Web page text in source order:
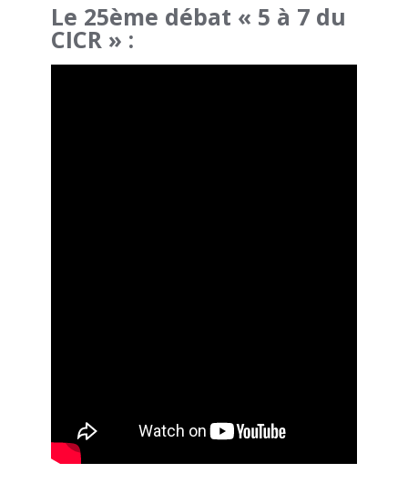
Le 25ème débat « 5 à 7 du
CICR » :